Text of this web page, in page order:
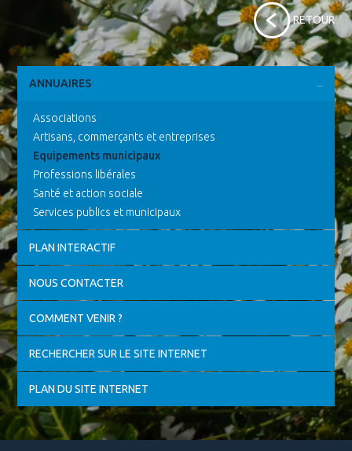
RETOUR
ANNUAIRES
Associations
Artisans, commerçants et entreprises
Equipements municipaux
Professions libérales
Santé et action sociale
Services publics et municipaux
PLAN INTERACTIF
NOUS CONTACTER
COMMENT VENIR ?
RECHERCHER SUR LE SITE INTERNET
PLAN DU SITE INTERNET